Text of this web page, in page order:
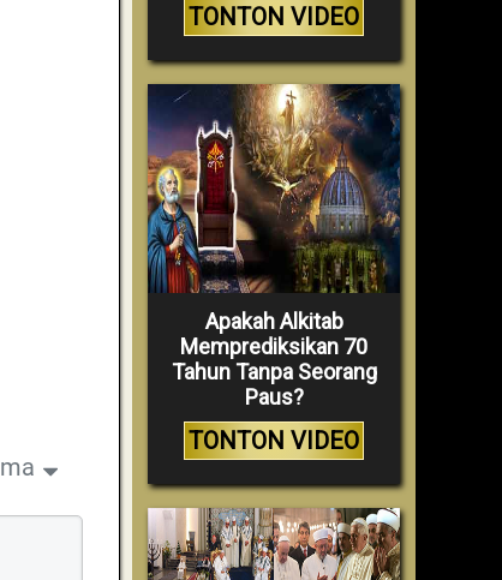
TONTON VIDEO
Apakah Alkitab
Memprediksikan 70
Tahun Tanpa Seorang
Paus?
TONTON VIDEO